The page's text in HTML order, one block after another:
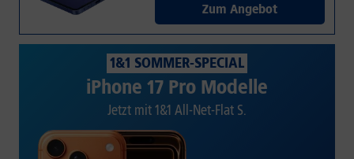
Zum Angebot
1&1 SOMMER-SPECIAL
iPhone 17 Pro Modelle
Jetzt mit 1&1 All-Net-Flat S.